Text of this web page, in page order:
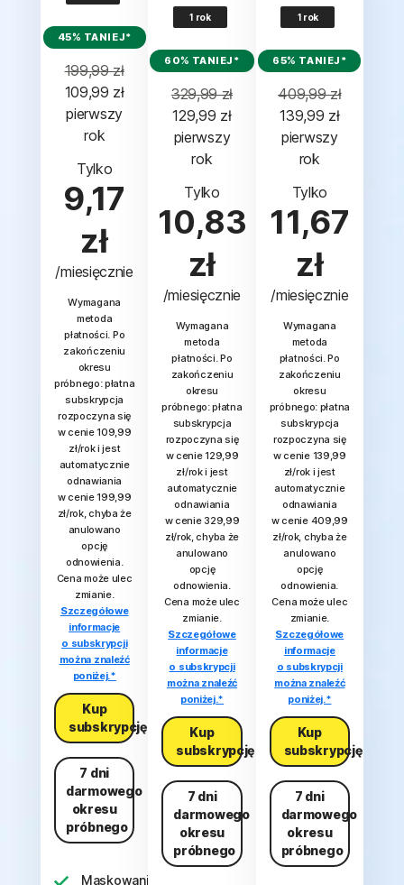
45% TANIEJ*
199,99 zł
109,99 zł
pierwszy
rok
Tylko
9,17
zł
/miesięcznie
Wymagana
metoda
płatności. Po
zakończeniu
okresu
próbnego: płatna
subskrypcja
rozpoczyna się
w cenie 109,99
zł/rok i jest
automatycznie
odnawiania
w cenie 199,99
zł/rok, chyba że
anulowano
opcję
odnowienia.
Cena może ulec
zmianie.
Szczegółowe
informacje
o subskrypcji
można znaleźć
poniżej.*
Kup
subskrypcję
7 dni
darmowego
okresu
próbnego
Maskowanie
1 rok
60% TANIEJ*
329,99 zł
129,99 zł
rok
Tylko
10,83
zł
/miesięcznie
Wymagana
metoda
płatności. Po
zakończeniu
okresu
próbnego: płatna
subskrypcja
rozpoczyna się
w cenie 129,99
zł/rok i jest
automatycznie
odnawiania
w cenie 329,99
zł/rok, chyba że
anulowano
opcję
odnowienia.
Cena może ulec
zmianie.
Szczegółowe
informacje
o subskrypcji
można znaleźć
poniżej.*
Kup
subskrypcję
7 dni
darmowego
okresu
próbnego
1 rok
65% TANIEJ*
409,99 zł
139,99 zł
pierwszy
rok
Tylko
11,67
zł
/miesięcznie
Wymagana
metoda
płatności. Po
zakończeniu
okresu
próbnego: płatna
subskrypcja
rozpoczyna się
w cenie 139,99
zł/rok i jest
automatycznie
odnawiania
w cenie 409,99
zł/rok, chyba że
anulowano
opcję
odnowienia.
Cena może ulec
zmianie.
Szczegółowe
informacje
o subskrypcji
można znaleźć
poniżej.*
Kup
subskrypcję
7 dni
darmowego
okresu
próbnego